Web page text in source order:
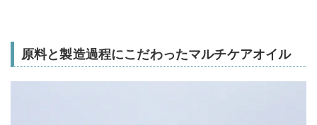
原料と製造過程にこだわったマルチケアオイル